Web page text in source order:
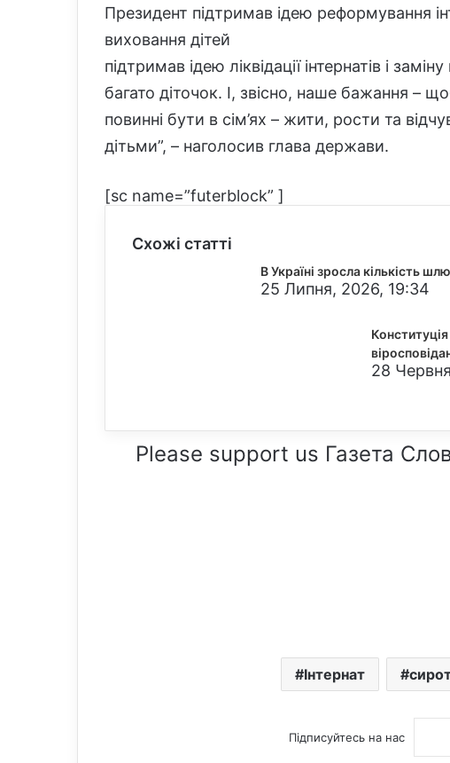
Президент підтримав ідею реформування
виховання дітей
підтримав ідею ліквідації інтернатів і
багато діточок. І, звісно, наше бажання –
повинні бути в сім’ях – жити, рости та
дітьми”, – наголосив глава держави.
[sc name=”futerblock” ]
Схожі статті
В Україні зросла кількість
25 Липня, 2026, 19:34
28
Please support us Газета
Інтернат
Підписуйтесь на нас